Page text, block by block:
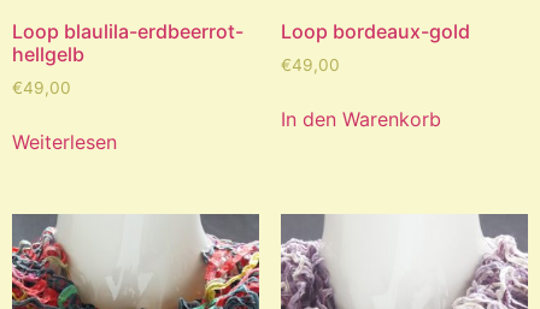
Loop blaulila-erdbeerrot-
hellgelb
€49,00
Weiterlesen
Loop bordeaux-gold
€49,00
In den Warenkorb